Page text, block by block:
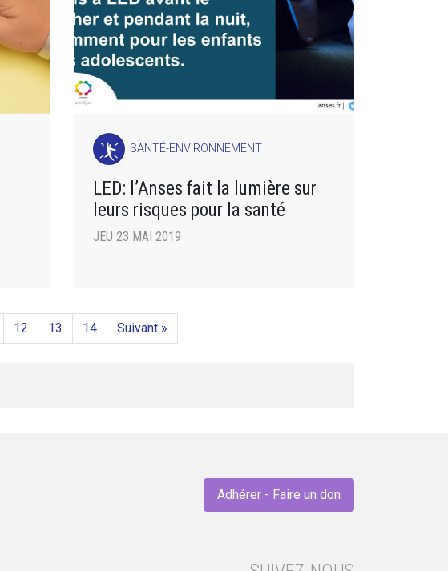
SANTÉ-ENVIRONNEMENT
LED: l’Anses fait la lumière sur
leurs risques pour la santé
JEU 23 MAI 2019
12 13 14 Suivant »
Adhérer - Faire un don